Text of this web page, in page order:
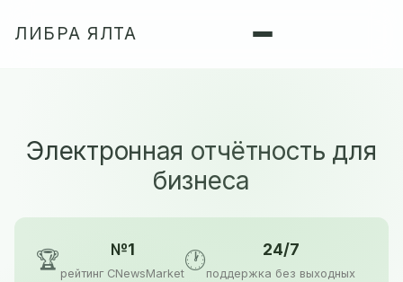
ЛИБРА ЯЛТА
Электронная отчётность для
бизнеса
🏆 №1
рейтинг CNewsMarket
🕐 24/7
поддержка без выходных